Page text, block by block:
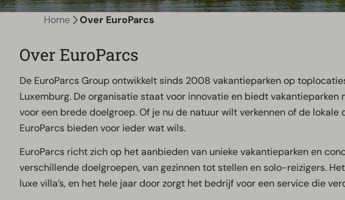
Home Over EuroParcs
Over EuroParcs
De EuroParcs Group ontwikkelt sinds 2008 vakantieparken op
Luxemburg. De organisatie staat voor innovatie en biedt
voor een brede doelgroep. Of je nu de natuur wilt verkennen of de
EuroParcs bieden voor ieder wat wils.
EuroParcs richt zich op het aanbieden van unieke vakantieparken en
verschillende doelgroepen, van gezinnen tot stellen en solo-reizigers.
luxe villa’s, en het hele jaar door zorgt het bedrijf voor een service die